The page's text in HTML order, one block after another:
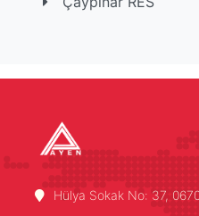
Hülya Sokak No: 37,